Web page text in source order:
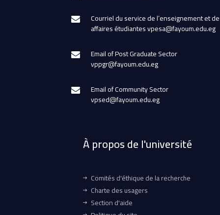
Courriel du service de l’enseignement et
affaires étudiantes vpesa@fayoum.edu.eg
Email of Post Graduate Sector
vppgr@fayoum.edu.eg
Email of Community Sector
vpsed@fayoum.edu.eg
À propos de l'université
Comités d'éthique de la recherche
Charte des usagers
Section d'aide